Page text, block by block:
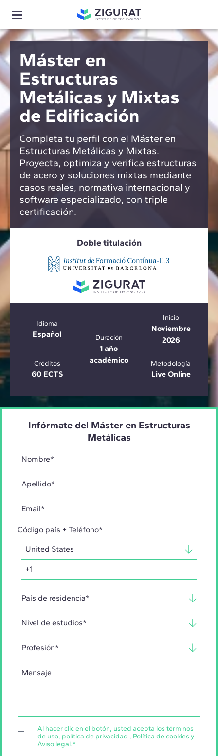
Máster en
Estructuras
Metálicas y Mixtas
de Edificación
Completa tu perfil con el Máster en
Estructuras Metálicas y Mixtas.
Proyecta, optimiza y verifica estructuras
de acero y soluciones mixtas mediante
casos reales, normativa internacional y
software especializado, con triple
certificación.
Doble titulación
Idioma
Español Duración
1 año
académico
Inicio
Noviembre
2026
Créditos
60 ECTS
Metodología
Live Online
Infórmate del Máster en Estructuras
Metálicas
Código país + Teléfono*
Al hacer clic en el botón, usted acepta los términos
de uso, política de privacidad , Política de cookies y
Aviso legal.*